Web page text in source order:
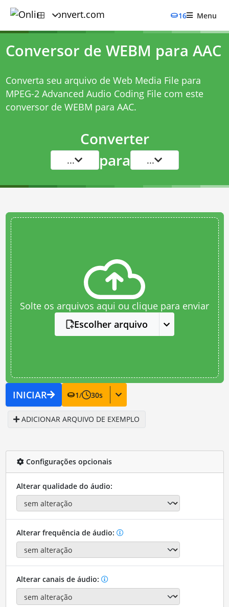
16 Menu
Conversor de WEBM para AAC
Converta seu arquivo de Web Media File para
MPEG-2 Advanced Audio Coding File com este
conversor de WEBM para AAC.
Converter
... para ...
Solte os arquivos aqui ou clique para enviar
Escolher arquivo
INICIAR 1/ 30s
ADICIONAR ARQUIVO DE EXEMPLO
Configurações opcionais
Alterar qualidade do áudio:
Alterar frequência de áudio:
Alterar canais de áudio: